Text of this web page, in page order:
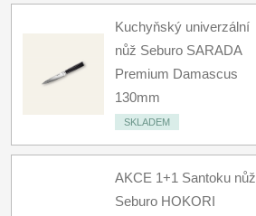
Kuchyňský univerzální
nůž Seburo SARADA
Premium Damascus
130mm
SKLADEM
AKCE 1+1 Santoku nůž
Seburo HOKORI